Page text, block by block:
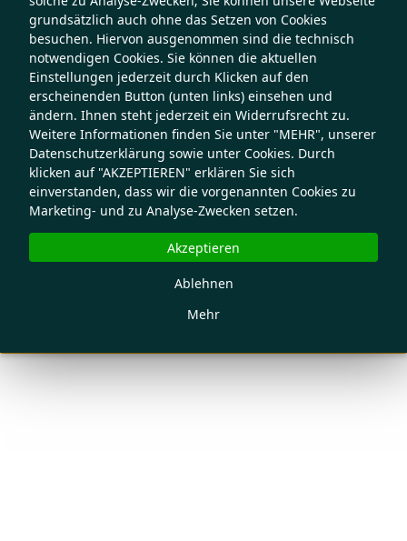
grundsätzlich auch ohne das Setzen von Cookies
besuchen. Hiervon ausgenommen sind die technisch
notwendigen Cookies. Sie können die aktuellen
Einstellungen jederzeit durch Klicken auf den
erscheinenden Button (unten links) einsehen und
ändern. Ihnen steht jederzeit ein Widerrufsrecht zu.
Weitere Informationen finden Sie unter "MEHR", unserer
Datenschutzerklärung sowie unter Cookies. Durch
klicken auf "AKZEPTIEREN" erklären Sie sich
einverstanden, dass wir die vorgenannten Cookies zu
Marketing- und zu Analyse-Zwecken setzen.
Mehr
Ablehnen
Akzeptieren